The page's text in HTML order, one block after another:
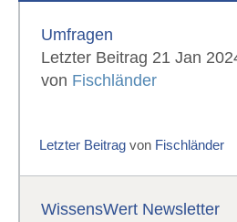
Umfragen
Letzter Beitrag 21 Jan
von Fischländer
Letzter Beitrag von Fischländer
WissensWert Newsletter